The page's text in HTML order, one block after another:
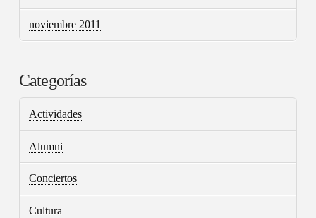
noviembre 2011
Categorías
Actividades
Alumni
Conciertos
Cultura